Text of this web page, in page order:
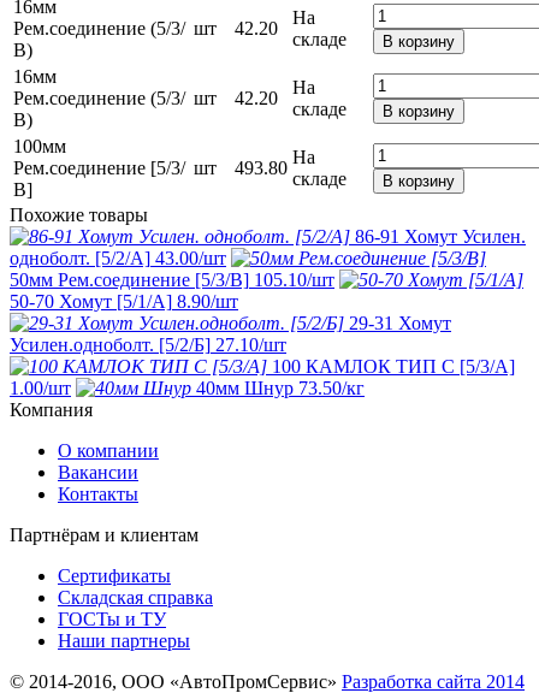
16мм
Рем.соединение (5/3/
В)
шт 42.20
На
складе
В корзину
16мм
Рем.соединение (5/3/
В)
шт 42.20
На
складе
В корзину
100мм
Рем.соединение [5/3/
В]
шт 493.80
На
складе
В корзину
Похожие товары
86-91 Хомут Усилен.
одноболт. [5/2/А] 43.00/шт
50мм Рем.соединение [5/3/В] 105.10/шт
50-70 Хомут [5/1/A] 8.90/шт
29-31 Хомут
Усилен.одноболт. [5/2/Б] 27.10/шт
100 КАМЛОК ТИП С [5/3/A]
1.00/шт 40мм Шнур 73.50/кг
Компания
О компании
Вакансии
Контакты
Партнёрам и клиентам
Сертификаты
Складская справка
ГОСТы и ТУ
Наши партнеры
© 2014-2016, ООО «АвтоПромСервис» Разработка сайта 2014